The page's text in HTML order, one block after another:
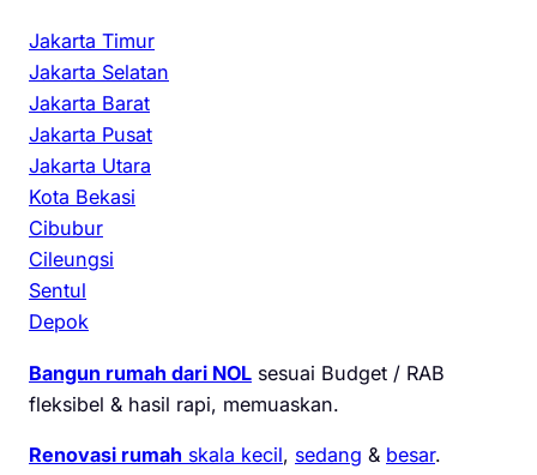
Jakarta Timur
Jakarta Selatan
Jakarta Barat
Jakarta Pusat
Jakarta Utara
Kota Bekasi
Cibubur
Cileungsi
Sentul
Depok
Bangun rumah dari NOL sesuai Budget / RAB
fleksibel & hasil rapi, memuaskan.
Renovasi rumah skala kecil, sedang & besar.